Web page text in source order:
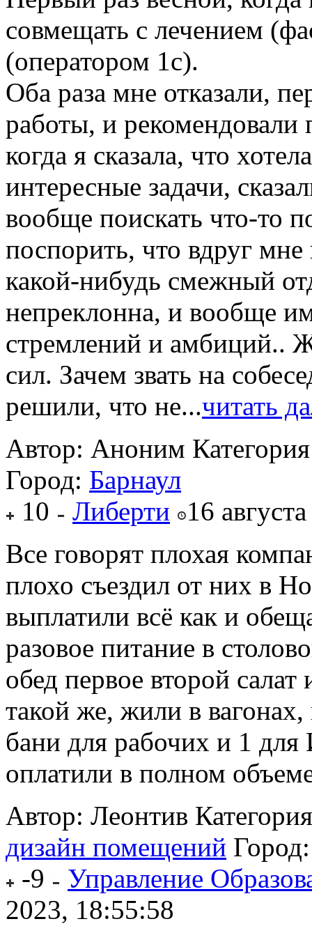
совмещать с лечением
(оператором 1с).
Оба раза мне отказали,
работы, и рекомендовали
когда я сказала, что
интересные задачи,
вообще поискать что-то
поспорить, что вдруг
какой-нибудь смежный
непреклонна, и вообще
стремлений и амбиций..
сил. Зачем звать на
решили, что не...читать
Автор: Аноним
Город: Барнаул
10
Либерти
16
Все говорят плохая
плохо съездил от них в
выплатили всё как и
разовое питание в
обед первое второй
такой же, жили в вагонах,
бани для рабочих и 1
оплатили в полном
Автор: Леонтив
дизайн помещений
-9
Управление
2023, 18:55:58